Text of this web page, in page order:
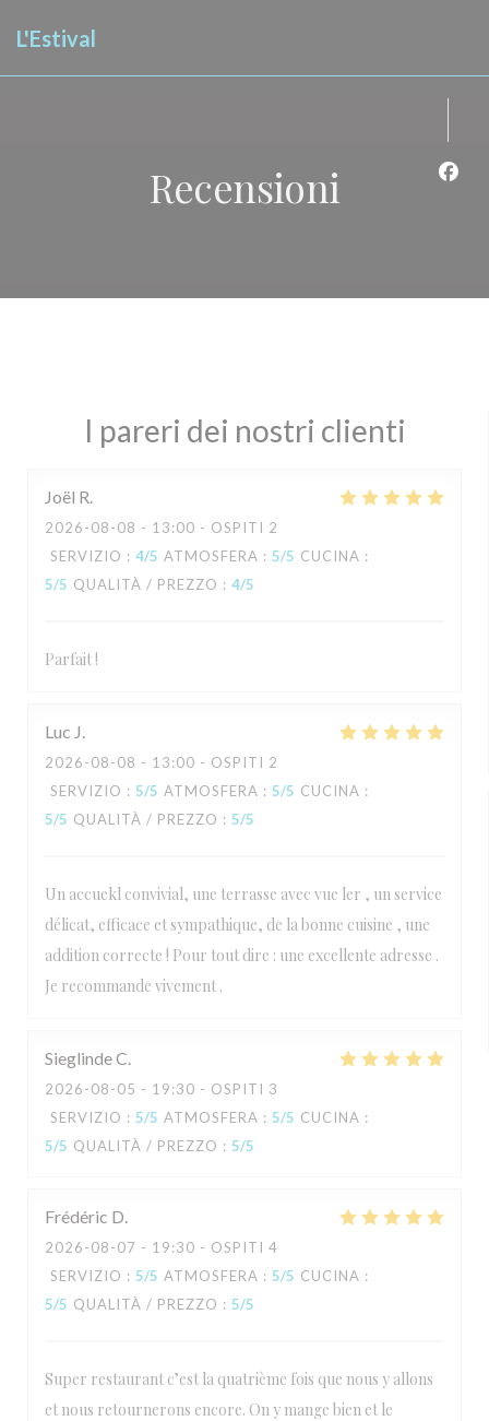
L'Estival
Recensioni
I pareri dei nostri clienti
Joël R
2026-08-08 - 13:00 - OSPITI 2
SERVIZIO : 4/5 ATMOSFERA : 5/5 CUCINA :
5/5 QUALITÀ / PREZZO : 4/5
Parfait !
Luc J
2026-08-08 - 13:00 - OSPITI 2
SERVIZIO : 5/5 ATMOSFERA : 5/5 CUCINA :
5/5 QUALITÀ / PREZZO : 5/5
Un accuekl convivial, une terrasse avec vue ler , un service
délicat, efficace et sympathique, de la bonne cuisine , une
addition correcte ! Pour tout dire : une excellente adresse .
Je recommande vivement .
SieglindeC
2026-08-05 - 19:30 - OSPITI 3
SERVIZIO : 5/5 ATMOSFERA : 5/5 CUCINA :
5/5 QUALITÀ / PREZZO : 5/5
Frédéric D
2026-08-07 - 19:30 - OSPITI 4
SERVIZIO : 5/5 ATMOSFERA : 5/5 CUCINA :
5/5 QUALITÀ / PREZZO : 5/5
Super restaurant c’est la quatrième fois que nous y allons
et nous retournerons encore. On y mange bien et le